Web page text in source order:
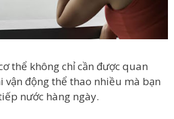
thể không chỉ cần được quan
vận động thể thao nhiều mà bạn
nước hàng ngày.